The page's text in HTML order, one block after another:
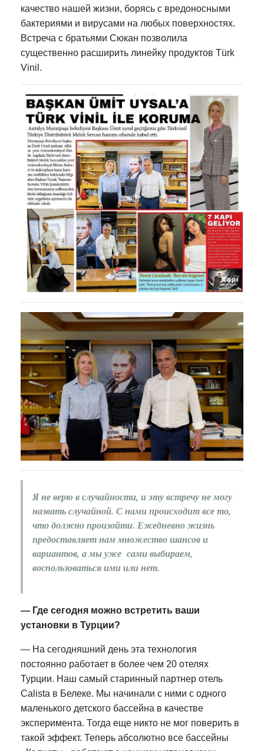
качество нашей жизни, борясь с вредоносными
бактериями и вирусами на любых поверхностях.
Встреча с братьями Сюкан позволила
существенно расширить линейку продуктов Türk
Vinil.
Я не верю в случайности, и эту встречу не могу
назвать случайной. С нами происходит все то,
что должно произойти. Ежедневно жизнь
предоставляет нам множество шансов и
вариантов, а мы уже сами выбираем,
воспользоваться ими или нет.
— Где сегодня можно встретить ваши
установки в Турции?
— На сегодняшний день эта технология
постоянно работает в более чем 20 отелях
Турции. Наш самый старинный партнер отель
Calista в Белеке. Мы начинали с ними с одного
маленького детского бассейна в качестве
эксперимента. Тогда еще никто не мог поверить в
такой эффект. Теперь абсолютно все бассейны